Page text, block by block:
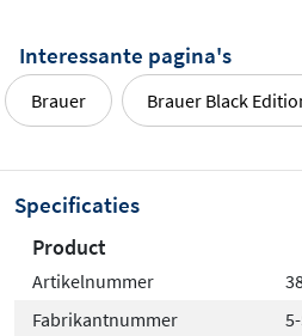
Interessante pagina's
Brauer Brauer Black
Specificaties
Product
Artikelnummer
Fabrikantnummer